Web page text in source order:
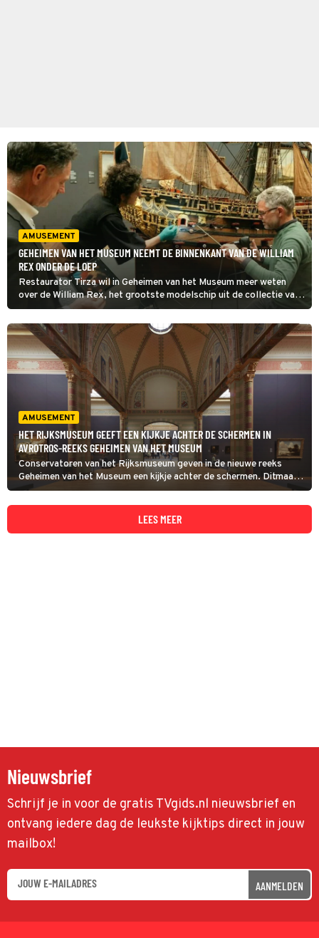
AMUSEMENT
GEHEIMEN VAN HET MUSEUM NEEMT DE BINNENKANT VAN DE WILLIAM
REX ONDER DE LOEP
Restaurator Tirza wil in Geheimen van het Museum meer weten
over de William Rex, het grootste modelschip uit de collectie van
het museum. Ze roept hiervoor de hulp in van een endoscopist, die
voor het eerst de binnenkant van de William Rex filmt.
AMUSEMENT
HET RIJKSMUSEUM GEEFT EEN KIJKJE ACHTER DE SCHERMEN IN
AVROTROS-REEKS GEHEIMEN VAN HET MUSEUM
Conservatoren van het Rijksmuseum geven in de nieuwe reeks
Geheimen van het Museum een kijkje achter de schermen. Ditmaal
vertellen ze onder meer over de verhuizing naar Parijs van
Rembrandts huwelijksportretten van Marten en Oopjen.
LEES MEER
Nieuwsbrief
Schrijf je in voor de gratis TVgids.nl nieuwsbrief en
ontvang iedere dag de leukste kijktips direct in jouw
mailbox!
AANMELDEN